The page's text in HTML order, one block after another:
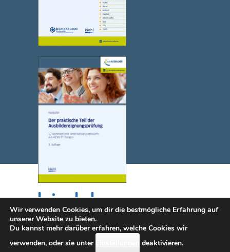
© 2025 NWB Verlag. Kiehl ist eine Marke des NWB Verlags.
Kontakt | Impressum
Wir verwenden Cookies, um dir die bestmögliche Erfahrung auf
unserer Website zu bieten.
Du kannst mehr darüber erfahren, welche Cookies wir
verwenden, oder sie unter
deaktivieren.